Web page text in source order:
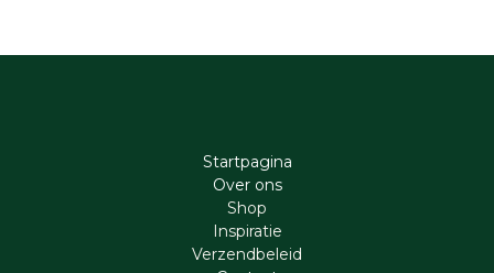
Startpagina
Ove​r​ ons
Shop
Inspiratie
Verzendbeleid